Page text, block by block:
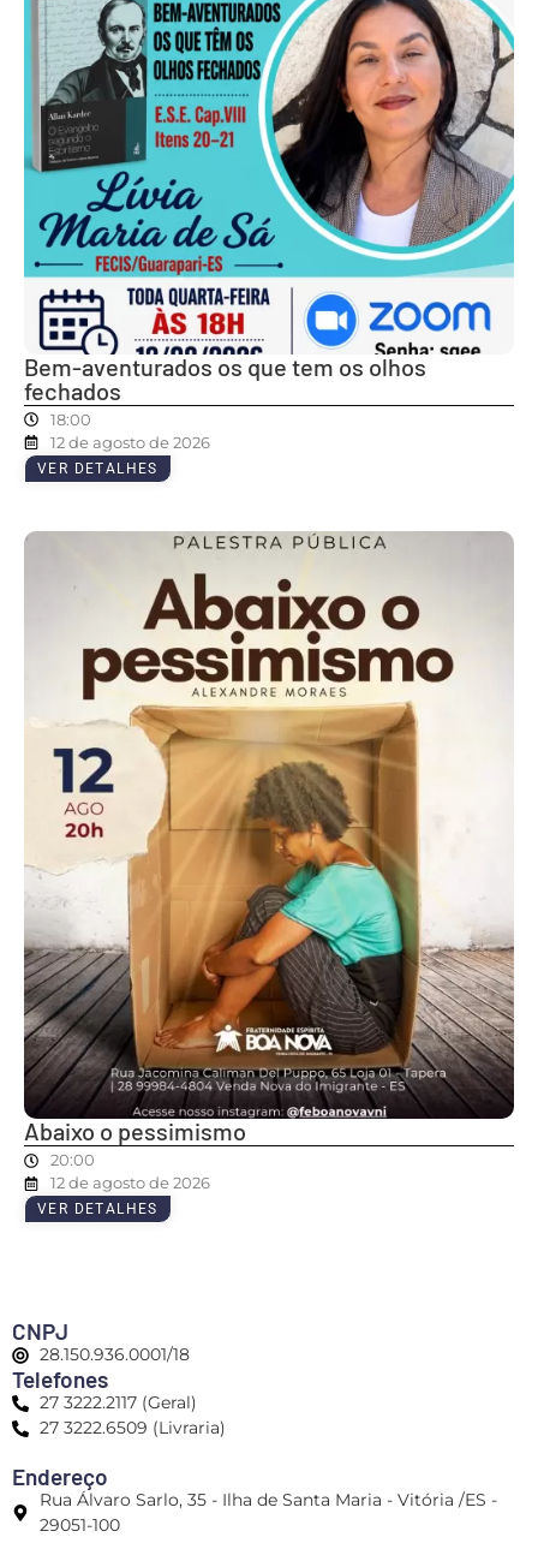
Bem-aventurados os que tem os olhos
fechados
18:00
12 de agosto de 2026
VER DETALHES
Abaixo o pessimismo
20:00
12 de agosto de 2026
VER DETALHES
CNPJ
28.150.936.0001/18
Telefones
27 3222.2117 (Geral)
27 3222.6509 (Livraria)
Endereço
Rua Álvaro Sarlo, 35 - Ilha de Santa Maria - Vitória /ES -
29051-100